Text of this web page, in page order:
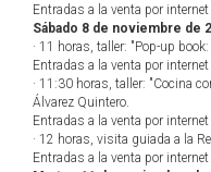
Entradas a la venta por internet
Sábado 8 de noviembre de
· 11 horas, taller: "Pop-up
Entradas a la venta por internet
· 11:30 horas, taller: "Cocina
Álvarez Quintero.
Entradas a la venta por internet
· 12 horas, visita guiada a la
Entradas a la venta por internet